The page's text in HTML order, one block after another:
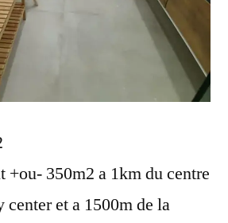
+ou- 350m2 a 1km du centre
et a 1500m de la